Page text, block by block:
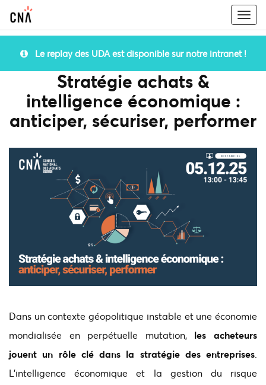
Le replay des UDA est disponible sur notre intranet !
Stratégie achats &
intelligence économique :
anticiper, sécuriser, performer
Dans un contexte géopolitique instable et une économie
mondialisée en perpétuelle mutation, les acheteurs
jouent un rôle clé dans la stratégie des entreprises.
L’intelligence économique et la gestion du risque